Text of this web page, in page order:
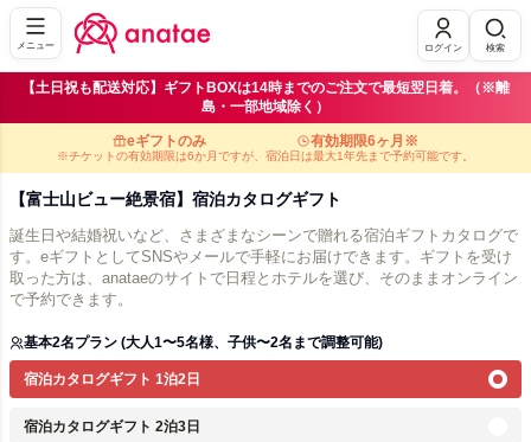
メニュー ログイン 検索
【土日祝も配送対応】ギフトBOXは14時までのご注文で最短翌日着。（※離
島・一部地域除く）
eギフトのみ 有効期限6ヶ月※
※チケットの有効期限は6か月ですが、宿泊日は最大1年先まで予約可能です。
【富士山ビュー絶景宿】宿泊カタログギフト
誕生日や結婚祝いなど、さまざまなシーンで贈れる宿泊ギフトカタログで
す。eギフトとしてSNSやメールで手軽にお届けできます。ギフトを受け
取った方は、anataeのサイトで日程とホテルを選び、そのままオンライン
で予約できます。
基本2名プラン (大人1〜5名様、子供〜2名まで調整可能)
宿泊カタログギフト 1泊2日
宿泊カタログギフト 2泊3日